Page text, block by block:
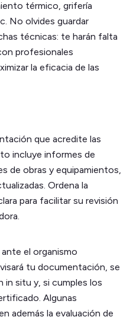
térmico, grifería
No olvides guardar
técnicas: te harán falta
profesionales
la eficacia de las
que acredite las
incluye informes de
de obras y equipamientos,
Ordena la
para facilitar su revisión
el organismo
tu documentación, se
in situ y, si cumples los
Algunas
además la evaluación de